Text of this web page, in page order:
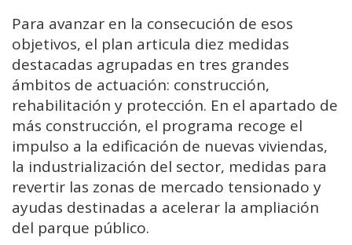
Para avanzar en la consecución de esos
objetivos, el plan articula diez medidas
destacadas agrupadas en tres grandes
ámbitos de actuación: construcción,
rehabilitación y protección. En el apartado de
más construcción, el programa recoge el
impulso a la edificación de nuevas viviendas,
la industrialización del sector, medidas para
revertir las zonas de mercado tensionado y
ayudas destinadas a acelerar la ampliación
del parque público.